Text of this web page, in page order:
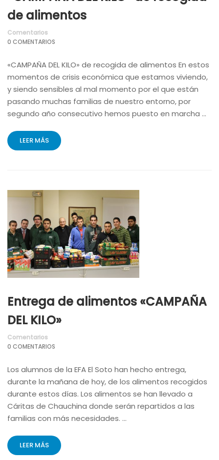
de alimentos
Comentarios
0 COMENTARIOS
«CAMPAÑA DEL KILO» de recogida de alimentos En estos
momentos de crisis económica que estamos viviendo,
y siendo sensibles al mal momento por el que están
pasando muchas familias de nuestro entorno, por
segundo año consecutivo hemos puesto en marcha …
LEER MÁS
Entrega de alimentos «CAMPAÑA
DEL KILO»
Comentarios
0 COMENTARIOS
Los alumnos de la EFA El Soto han hecho entrega,
durante la mañana de hoy, de los alimentos recogidos
durante estos días. Los alimentos se han llevado a
Cáritas de Chauchina donde serán repartidos a las
familias con más necesidades. …
LEER MÁS